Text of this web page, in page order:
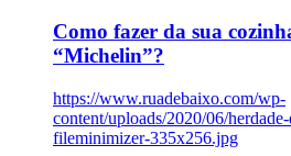
Como fazer da sua
“Michelin”?
https://www.ruadebaixo.com/wp-
content/uploads/2020/06/
fileminimizer-335x256.jpg